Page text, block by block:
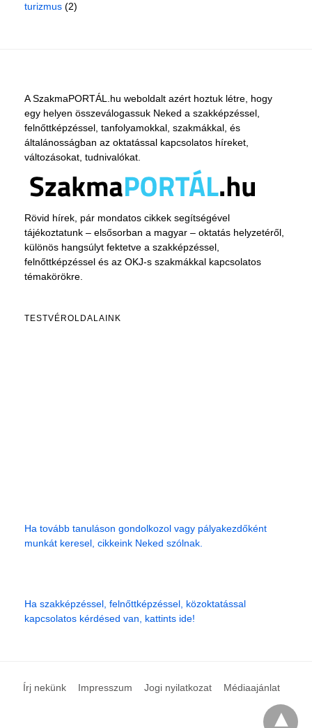
turizmus (2)
A SzakmaPORTÁL.hu weboldalt azért hoztuk létre, hogy
egy helyen összeválogassuk Neked a szakképzéssel,
felnőttképzéssel, tanfolyamokkal, szakmákkal, és
általánosságban az oktatással kapcsolatos híreket,
változásokat, tudnivalókat.
Rövid hírek, pár mondatos cikkek segítségével
tájékoztatunk – elsősorban a magyar – oktatás helyzetéről,
különös hangsúlyt fektetve a szakképzéssel,
felnőttképzéssel és az OKJ-s szakmákkal kapcsolatos
témakörökre.
TESTVÉROLDALAINK
Ha tovább tanuláson gondolkozol vagy pályakezdőként
munkát keresel, cikkeink Neked szólnak.
Ha szakképzéssel, felnőttképzéssel, közoktatással
kapcsolatos kérdésed van, kattints ide!
Írj nekünk Impresszum Jogi nyilatkozat Médiaajánlat